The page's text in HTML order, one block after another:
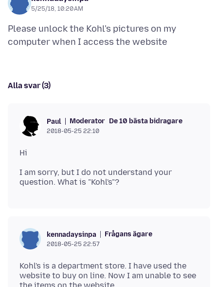
5/25/18, 10:20 AM
Please unlock the Kohl's pictures on my
Alla svar (3)
Paul Moderator De 10 bästa bidragare
2018-05-25 22:10
I am sorry, but I do not understand your
kennadaysinpa Frågans ägare
2018-05-25 22:57
Kohl's is a department store. I have used the
website to buy on line. Now I am unable to see